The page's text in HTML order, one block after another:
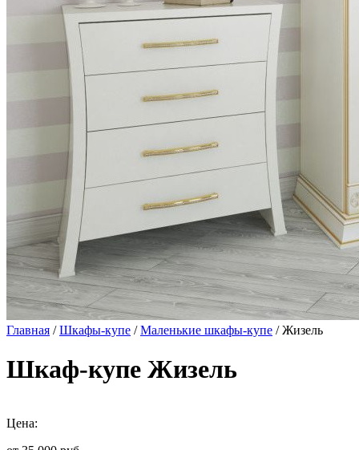
Главная /Шкафы-купе /Маленькие шкафы-купе / Жизель
Шкаф-купе Жизель
Цена: